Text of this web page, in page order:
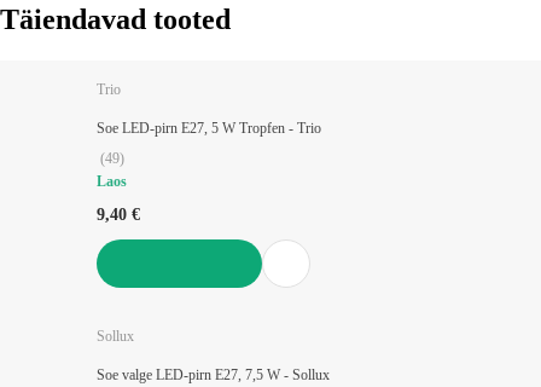
Täiendavad tooted
Trio
Soe LED-pirn E27, 5 W Tropfen - Trio
(49)
Laos
9,40 €
Sollux
Soe valge LED-pirn E27, 7,5 W - Sollux